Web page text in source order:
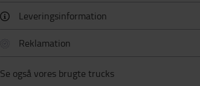
Leveringsinformation
Reklamation
Se også vores brugte trucks